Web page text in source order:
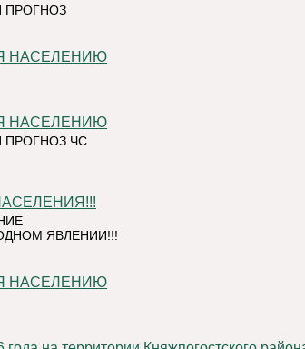
ПРОГНОЗ
НАСЕЛЕНИЮ
НАСЕЛЕНИЮ
ЧС
ЯВЛЕНИИ!!!
НАСЕЛЕНИЮ